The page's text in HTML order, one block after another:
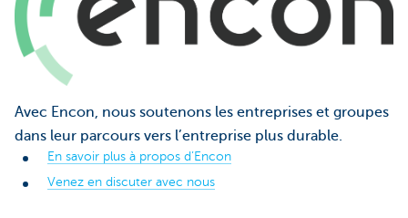
Avec Encon, nous soutenons les entreprises et groupes
dans leur parcours vers l’entreprise plus durable.
En savoir plus à propos d’Encon
Venez en discuter avec nous